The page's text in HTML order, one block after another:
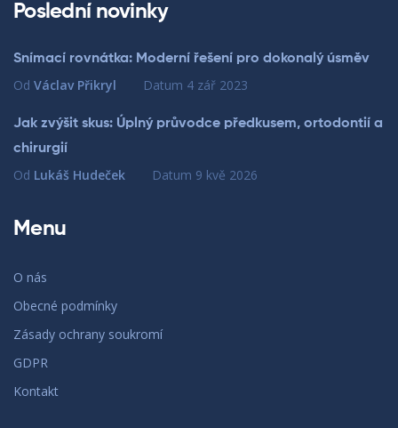
Poslední novinky
Snímací rovnátka: Moderní řešení pro dokonalý úsměv
Od Václav Přikryl Datum 4 zář 2023
Jak zvýšit skus: Úplný průvodce předkusem, ortodontií a
chirurgií
Od Lukáš Hudeček Datum 9 kvě 2026
Menu
O nás
Obecné podmínky
Zásady ochrany soukromí
GDPR
Kontakt